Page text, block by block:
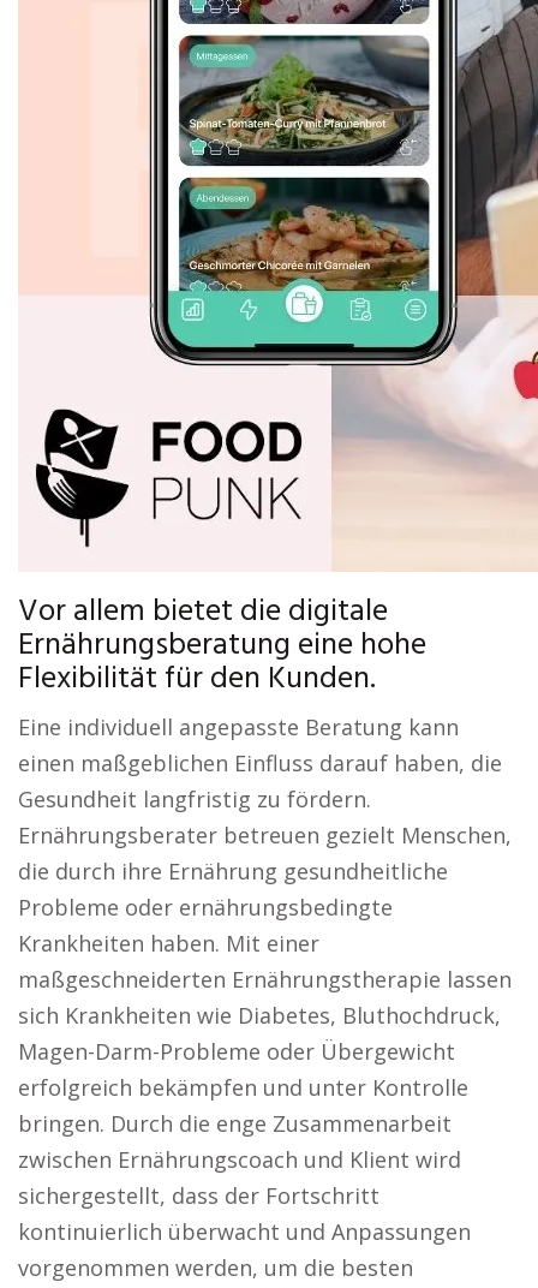
Vor allem bietet die digitale
Ernährungsberatung eine hohe
Flexibilität für den Kunden.
Eine individuell angepasste Beratung kann
einen maßgeblichen Einfluss darauf haben, die
Gesundheit langfristig zu fördern.
Ernährungsberater betreuen gezielt Menschen,
die durch ihre Ernährung gesundheitliche
Probleme oder ernährungsbedingte
Krankheiten haben. Mit einer
maßgeschneiderten Ernährungstherapie lassen
sich Krankheiten wie Diabetes, Bluthochdruck,
Magen-Darm-Probleme oder Übergewicht
erfolgreich bekämpfen und unter Kontrolle
bringen. Durch die enge Zusammenarbeit
zwischen Ernährungscoach und Klient wird
sichergestellt, dass der Fortschritt
kontinuierlich überwacht und Anpassungen
vorgenommen werden, um die besten